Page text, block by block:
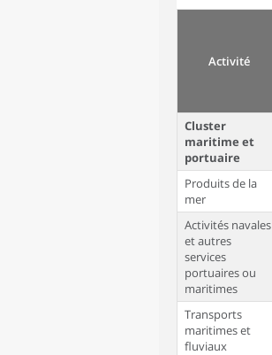
Activité
Cluster
maritime et
portuaire
Produits de la
mer
Activités navales
et autres
services
portuaires ou
maritimes
Transports
maritimes et
fluviaux